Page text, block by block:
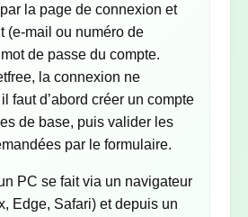
la page de connexion et
(e-mail ou numéro de
de passe du compte.
la connexion ne
faut d’abord créer un compte
de base, puis valider les
par le formulaire.
PC se fait via un navigateur
Edge, Safari) et depuis un